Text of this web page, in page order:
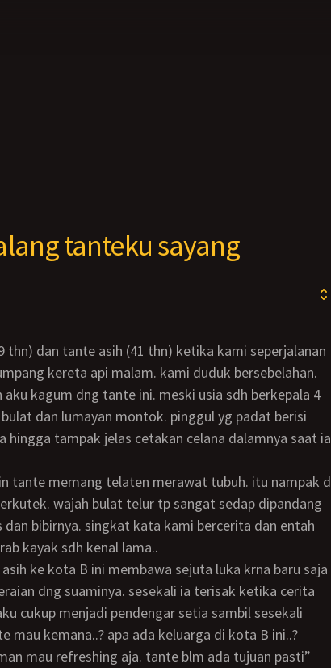
tanteku sayang
kereta api malam. kami duduk bersebelahan.
kagum dng tante ini. meski usia sdh berkepala 4
dan lumayan montok. pinggul yg padat berisi
hingga tampak jelas cetakan celana dalamnya saat ia
wajah bulat telur tp sangat sedap dipandang
bibirnya. singkat kata kami bercerita dan entah
kayak sdh kenal lama..
dng suaminya. sesekali ia terisak ketika cerita
cukup menjadi pendengar setia sambil sesekali
mau kemana..? apa ada keluarga di kota B ini..?
mau refreshing aja. tante blm ada tujuan pasti”